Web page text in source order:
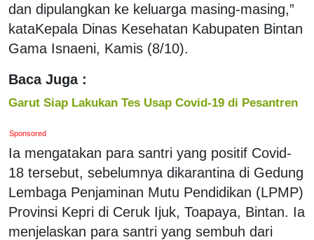
dan dipulangkan ke keluarga masing-masing,”
kataKepala Dinas Kesehatan Kabupaten Bintan
Gama Isnaeni, Kamis (8/10).
Baca Juga :
Garut Siap Lakukan Tes Usap Covid-19 di Pesantren
Sponsored
Ia mengatakan para santri yang positif Covid-
18 tersebut, sebelumnya dikarantina di Gedung
Lembaga Penjaminan Mutu Pendidikan (LPMP)
Provinsi Kepri di Ceruk Ijuk, Toapaya, Bintan. Ia
menjelaskan para santri yang sembuh dari